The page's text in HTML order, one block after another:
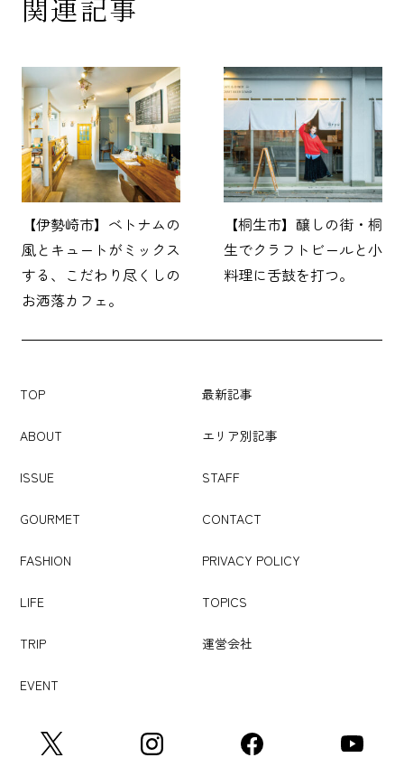
【伊勢崎市】ベトナムの
風とキュートがミックス
する、こだわり尽くしの
お洒落カフェ。
【桐生市】醸しの街・桐
生でクラフトビールと小
料理に舌鼓を打つ。
TOP 最新記事
ABOUT エリア別記事
ISSUE STAFF
GOURMET CONTACT
FASHION PRIVACY POLICY
LIFE TOPICS
TRIP 運営会社
EVENT